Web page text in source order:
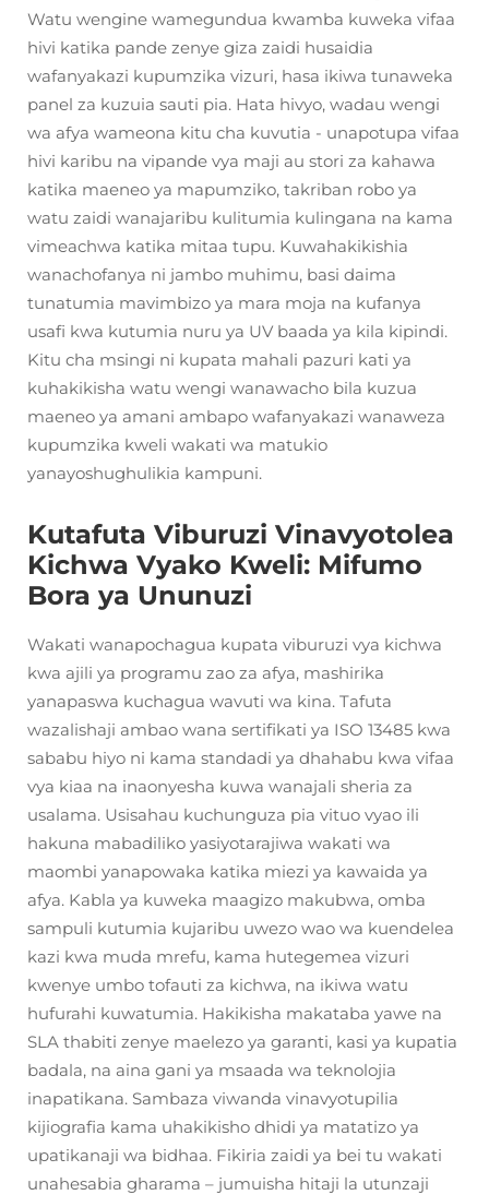
Watu wengine wamegundua kwamba kuweka vifaa
hivi katika pande zenye giza zaidi husaidia
wafanyakazi kupumzika vizuri, hasa ikiwa tunaweka
panel za kuzuia sauti pia. Hata hivyo, wadau wengi
wa afya wameona kitu cha kuvutia - unapotupa vifaa
hivi karibu na vipande vya maji au stori za kahawa
katika maeneo ya mapumziko, takriban robo ya
watu zaidi wanajaribu kulitumia kulingana na kama
vimeachwa katika mitaa tupu. Kuwahakikishia
wanachofanya ni jambo muhimu, basi daima
tunatumia mavimbizo ya mara moja na kufanya
usafi kwa kutumia nuru ya UV baada ya kila kipindi.
Kitu cha msingi ni kupata mahali pazuri kati ya
kuhakikisha watu wengi wanawacho bila kuzua
maeneo ya amani ambapo wafanyakazi wanaweza
kupumzika kweli wakati wa matukio
yanayoshughulikia kampuni.
Kutafuta Viburuzi Vinavyotolea
Kichwa Vyako Kweli: Mifumo
Bora ya Ununuzi
Wakati wanapochagua kupata viburuzi vya kichwa
kwa ajili ya programu zao za afya, mashirika
yanapaswa kuchagua wavuti wa kina. Tafuta
wazalishaji ambao wana sertifikati ya ISO 13485 kwa
sababu hiyo ni kama standadi ya dhahabu kwa vifaa
vya kiaa na inaonyesha kuwa wanajali sheria za
usalama. Usisahau kuchunguza pia vituo vyao ili
hakuna mabadiliko yasiyotarajiwa wakati wa
maombi yanapowaka katika miezi ya kawaida ya
afya. Kabla ya kuweka maagizo makubwa, omba
sampuli kutumia kujaribu uwezo wao wa kuendelea
kazi kwa muda mrefu, kama hutegemea vizuri
kwenye umbo tofauti za kichwa, na ikiwa watu
hufurahi kuwatumia. Hakikisha makataba yawe na
SLA thabiti zenye maelezo ya garanti, kasi ya kupatia
badala, na aina gani ya msaada wa teknolojia
inapatikana. Sambaza viwanda vinavyotupilia
kijiografia kama uhakikisho dhidi ya matatizo ya
upatikanaji wa bidhaa. Fikiria zaidi ya bei tu wakati
unahesabia gharama – jumuisha hitaji la utunzaji